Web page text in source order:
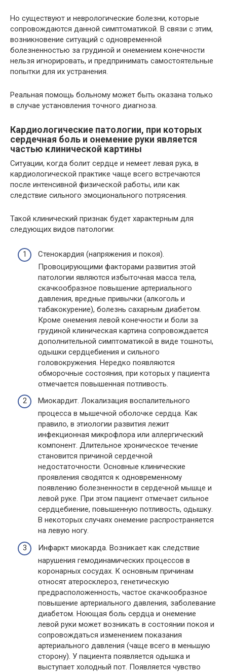
Но существуют и неврологические болезни, которые
сопровождаются данной симптоматикой. В связи с этим,
возникновение ситуаций с одновременной
болезненностью за грудиной и онемением конечности
нельзя игнорировать, и предпринимать самостоятельные
попытки для их устранения.
Реальная помощь больному может быть оказана только
в случае установления точного диагноза.
Кардиологические патологии, при которых
сердечная боль и онемение руки является
частью клинической картины
Ситуации, когда болит сердце и немеет левая рука, в
кардиологической практике чаще всего встречаются
после интенсивной физической работы, или как
следствие сильного эмоционального потрясения.
Такой клинический признак будет характерным для
следующих видов патологии:
Стенокардия (напряжения и покоя).
Провоцирующими факторами развития этой
патологии являются избыточная масса тела,
скачкообразное повышение артериального
давления, вредные привычки (алкоголь и
табакокурение), болезнь сахарным диабетом.
Кроме онемения левой конечности и боли за
грудиной клиническая картина сопровождается
дополнительной симптоматикой в виде тошноты,
одышки сердцебиения и сильного
головокружения. Нередко появляются
обморочные состояния, при которых у пациента
отмечается повышенная потливость.
Миокардит. Локализация воспалительного
процесса в мышечной оболочке сердца. Как
правило, в этиологии развития лежит
инфекционная микрофлора или аллергический
компонент. Длительное хроническое течение
становится причиной сердечной
недостаточности. Основные клинические
проявления сводятся к одновременному
появлению болезненности в сердечной мышце и
левой руке. При этом пациент отмечает сильное
сердцебиение, повышенную потливость, одышку.
В некоторых случаях онемение распространяется
на левую ногу.
Инфаркт миокарда. Возникает как следствие
нарушения гемодинамических процессов в
коронарных сосудах. К основным причинам
относят атеросклероз, генетическую
предрасположенность, частое скачкообразное
повышение артериального давления, заболевание
диабетом. Ноющая боль сердца и онемение
левой руки может возникать в состоянии покоя и
сопровождаться изменением показания
артериального давления (чаще всего в меньшую
сторону). У пациента появляется одышка и
выступает холодный пот. Появляется чувство